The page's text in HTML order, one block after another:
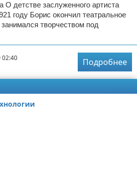
О детстве заслуженного артиста
году Борис окончил театральное
творчеством под
02:40
Подробнее